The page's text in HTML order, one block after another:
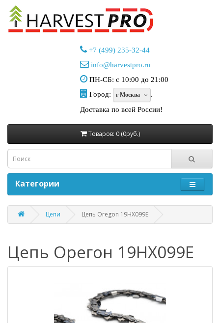
+7 (499) 235-32-44
info@harvestpro.ru
ПН-СБ: с 10:00 до 21:00
Город:
г Москва
.
Доставка по всей России!
Товаров: 0 (0руб.)
Категории
Цепи Цепь Oregon 19HX099E
Цепь Орегон 19HX099E